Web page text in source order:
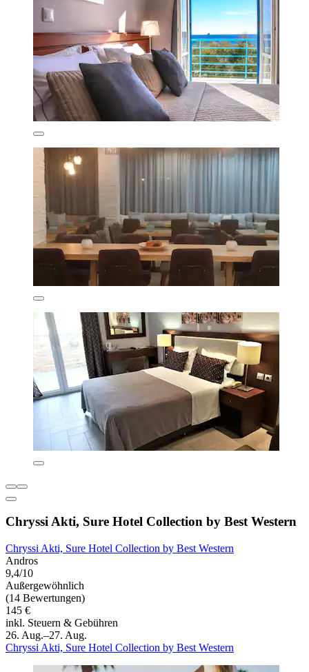
Chryssi Akti, Sure Hotel Collection by Best Western
Chryssi Akti, Sure Hotel Collection by Best Western
Andros
9,4/10
Außergewöhnlich
(14 Bewertungen)
145 €
inkl. Steuern & Gebühren
26. Aug.–27. Aug.
Chryssi Akti, Sure Hotel Collection by Best Western